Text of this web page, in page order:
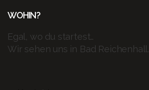
WOHIN?
Egal, wo du startest…
Wir sehen uns in Bad Reichenhall.